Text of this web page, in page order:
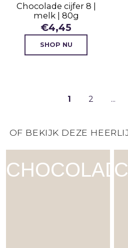
Chocolade cijfer 8 |
melk | 80g
€4,45
SHOP NU
1 2 ...
OF BEKIJK DEZE